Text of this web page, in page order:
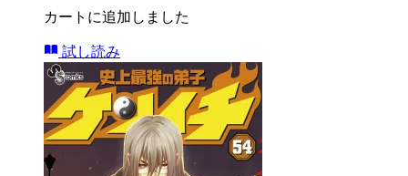
カートに追加しました
試し読み